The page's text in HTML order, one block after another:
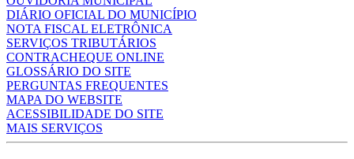
DIÁRIO OFICIAL DO MUNICÍPIO
NOTA FISCAL ELETRÔNICA
SERVIÇOS TRIBUTÁRIOS
CONTRACHEQUE ONLINE
GLOSSÁRIO DO SITE
PERGUNTAS FREQUENTES
MAPA DO WEBSITE
ACESSIBILIDADE DO SITE
MAIS SERVIÇOS